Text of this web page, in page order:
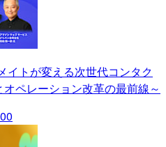
イトが変える次世代コンタク
ペレーション改革の最前線～